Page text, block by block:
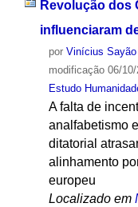
Revolução dos
influenciaram
por Vinícius Sayão
modificação06/10/
Estudo
A falta de
analfabetismo
ditatorial
alinhamento
europeu
Localizado em